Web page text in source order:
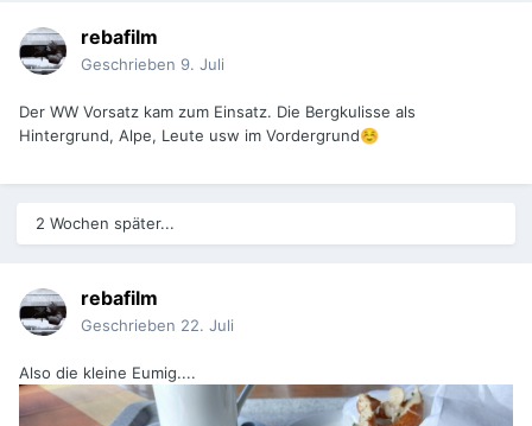
rebafilm
Geschrieben 9. Juli
Der WW Vorsatz kam zum Einsatz. Die Bergkulisse als
Hintergrund, Alpe, Leute usw im Vordergrund☺️
2 Wochen später...
rebafilm
Geschrieben 22. Juli
Also die kleine Eumig....